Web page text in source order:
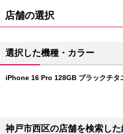
店舗の選択
選択した機種・カラー
iPhone 16 Pro 128GB ブラックチタ
神戸市西区の店舗を検索し